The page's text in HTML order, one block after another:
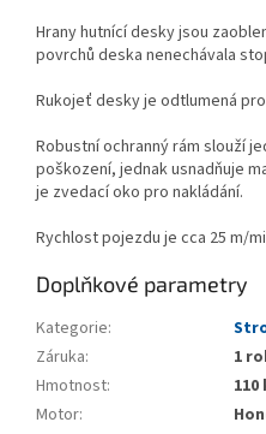
Hrany hutnící desky jsou
povrchů deska nenechávala
Rukojeť desky je odtlumená
Robustní ochranný rám slouží
poškození, jednak usnadňuje
je zvedací oko pro nakládání.
Rychlost pojezdu je cca 25 m/
Doplňkové parametry
Kategorie:
Záruka:
1
Hmotnost:
110
Motor: